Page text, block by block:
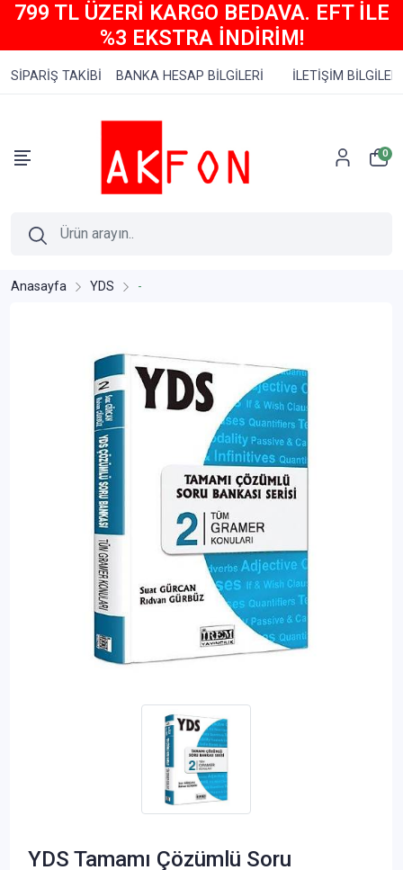
799 TL ÜZERİ KARGO BEDAVA. EFT İLE
%3 EKSTRA İNDİRİM!
SİPARİŞ TAKİBİ BANKA HESAP BİLGİLERİ İLETİŞİM BİLGİLERİ
0
Anasayfa YDS -
YDS Tamamı Çözümlü Soru